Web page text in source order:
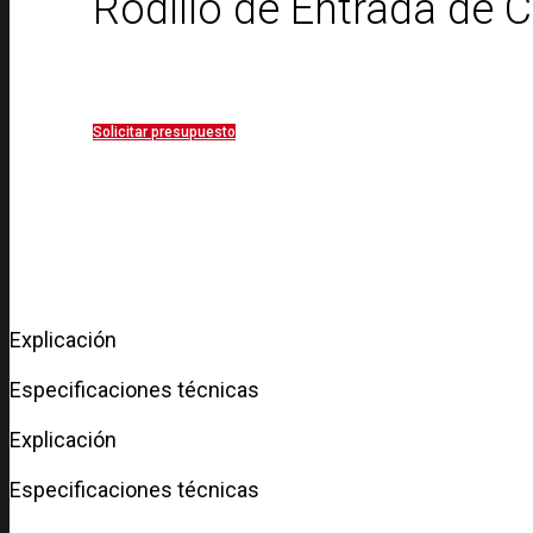
Solicitar presupuesto
Explicación
Especificaciones técnicas
Explicación
Especificaciones técnicas